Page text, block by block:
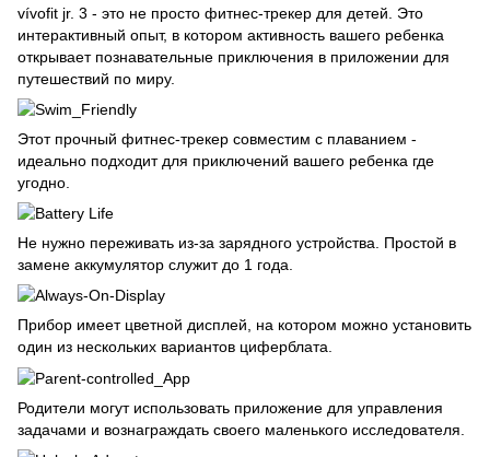
vívofit jr. 3 - это не просто фитнес-трекер для детей. Это
интерактивный опыт, в котором активность вашего ребенка
открывает познавательные приключения в приложении для
путешествий по миру.
Этот прочный фитнес-трекер совместим с плаванием -
идеально подходит для приключений вашего ребенка где
угодно.
Не нужно переживать из-за зарядного устройства. Простой в
замене аккумулятор служит до 1 года.
Прибор имеет цветной дисплей, на котором можно установить
один из нескольких вариантов циферблата.
Родители могут использовать приложение для управления
задачами и вознаграждать своего маленького исследователя.